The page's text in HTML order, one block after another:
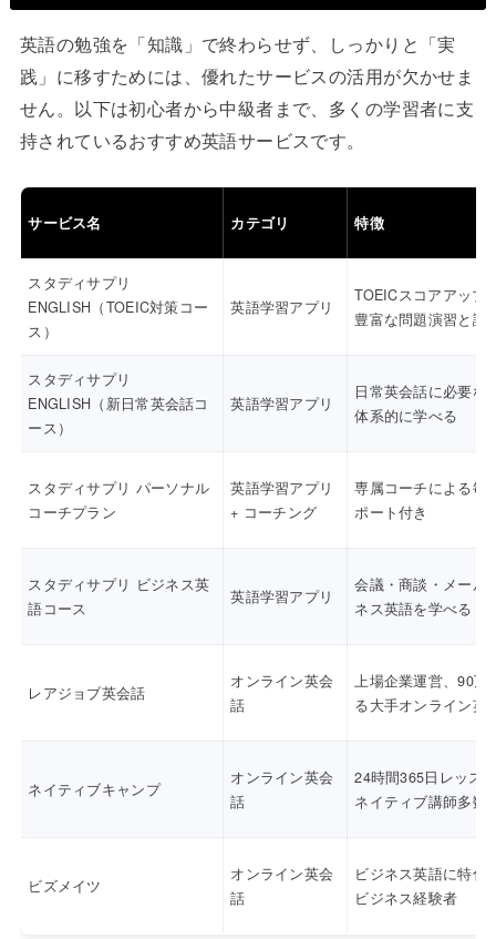
英語の勉強を「知識」で終わらせず、しっかりと「実
践」に移すためには、優れたサービスの活用が欠かせま
せん。以下は初心者から中級者まで、多くの学習者に支
持されているおすすめ英語サービスです。
サービス名 カテゴリ 特徴
スタディサプリ
ENGLISH（TOEIC対策コー
ス）
英語学習アプリ
TOEICスコアアップ
豊富な問題演習と講
スタディサプリ
ENGLISH（新日常英会話コ
ース）
英語学習アプリ
日常英会話に必要な
体系的に学べる
スタディサプリ パーソナル
コーチプラン
英語学習アプリ
+ コーチング
専属コーチによる毎
ポート付き
スタディサプリ ビジネス英
語コース
英語学習アプリ
会議・商談・メール
ネス英語を学べる
レアジョブ英会話
オンライン英会
話
上場企業運営、90万
る大手オンライン英
ネイティブキャンプ
オンライン英会
話
24時間365日レッス
ネイティブ講師多数
ビズメイツ
オンライン英会
話
ビジネス英語に特化
ビジネス経験者